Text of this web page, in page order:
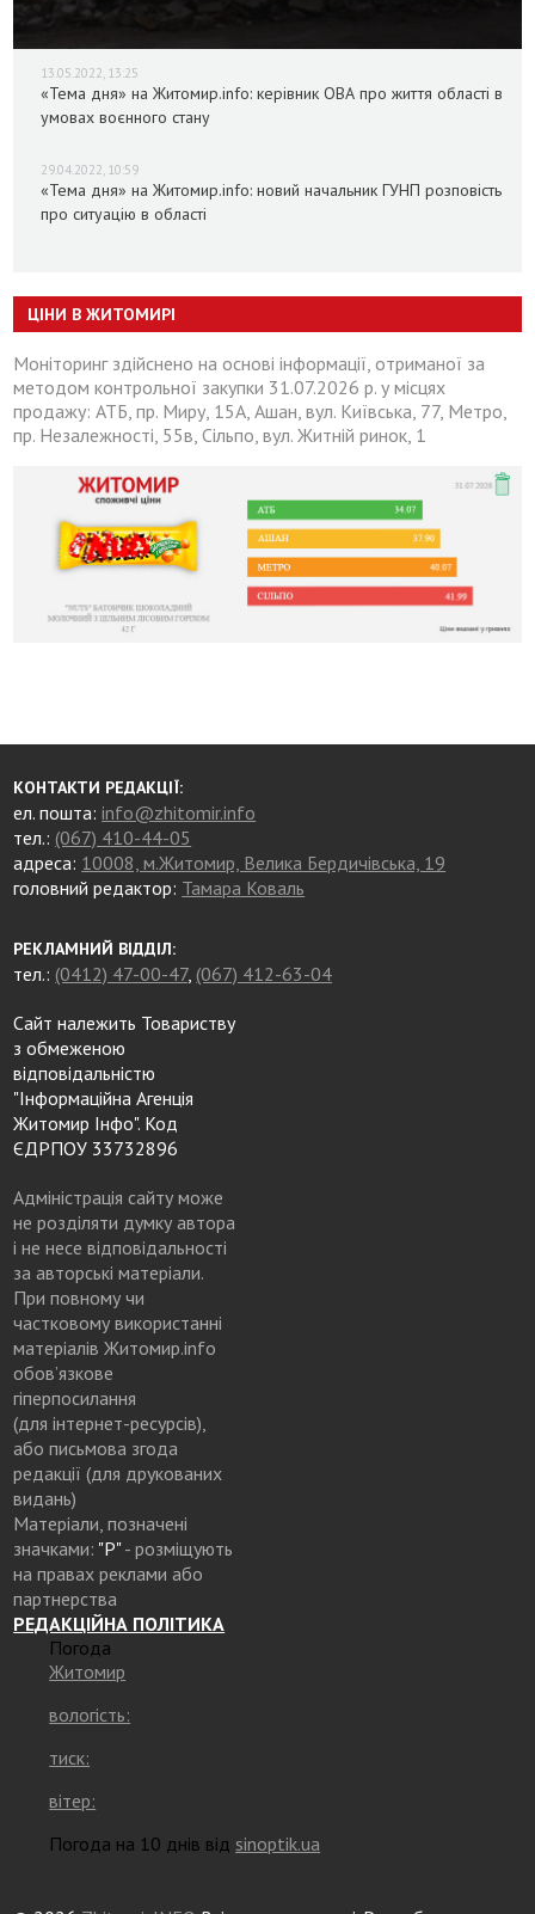
13.05.2022, 13:25
«Тема дня» на Житомир.info: керівник ОВА про життя області в
умовах воєнного стану
29.04.2022, 10:59
«Тема дня» на Житомир.info: новий начальник ГУНП розповість
про ситуацію в області
ЦІНИ В ЖИТОМИРІ
Моніторинг здійснено на основі інформації, отриманої за
методом контрольної закупки 31.07.2026 р. у місцях
продажу: АТБ, пр. Миру, 15А, Ашан, вул. Київська, 77, Метро,
пр. Незалежності, 55в, Сільпо, вул. Житній ринок, 1
КОНТАКТИ РЕДАКЦІЇ:
ел. пошта:info@zhitomir.info
тел.: (067) 410-44-05
адреса: 10008, м.Житомир, Велика Бердичівська, 19
головний редактор: Тамара Коваль
РЕКЛАМНИЙ ВІДДІЛ:
тел.: (0412) 47-00-47, (067) 412-63-04
Сайт належить Товариству
з обмеженою
відповідальністю
"Інформаційна Агенція
Житомир Інфо". Код
ЄДРПОУ 33732896
Адміністрація сайту може
не розділяти думку автора
і не несе відповідальності
за авторські матеріали.
При повному чи
частковому використанні
матеріалів Житомир.info
обов’язкове
гіперпосилання
(для інтернет-ресурсів),
або письмова згода
редакції (для друкованих
видань)
Матеріали, позначені
значками: "Р"- розміщують
на правах реклами або
партнерства
РЕДАКЦІЙНА ПОЛІТИКА
Погода
Житомир
вологість:
тиск:
вітер:
Погода на 10 днів відsinoptik.ua